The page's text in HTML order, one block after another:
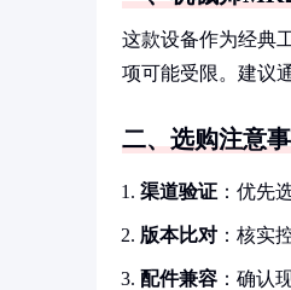
这款设备作为经典
项可能受限。建议
二、选购注意
渠道验证 ：优先
版本比对 ：核实
配件兼容 ：确认